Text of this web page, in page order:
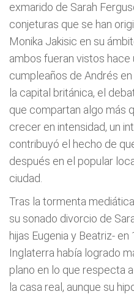
exmarido de Sarah
conjeturas que se han
Monika Jakisic en su
ambos fueran vistos
cumpleaños de Andrés
la capital británica, el
que compartan algo más
crecer en intensidad, un
contribuyó el hecho de
después en el popular
ciudad.
Tras la tormenta
su sonado divorcio de
hijas Eugenia y Beatriz-
Inglaterra había logrado
plano en lo que respecta
la casa real, aunque su